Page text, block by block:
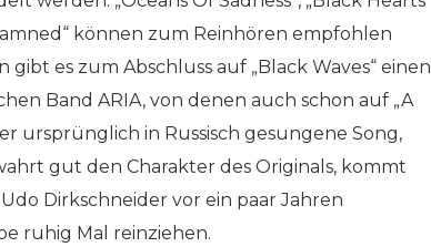
können zum Reinhören empfohlen
es zum Abschluss auf „Black Waves“ einen
Band ARIA, von denen auch schon auf „A
ursprünglich in Russisch gesungene Song,
gut den Charakter des Originals, kommt
Dirkschneider vor ein paar Jahren
ruhig Mal reinziehen.